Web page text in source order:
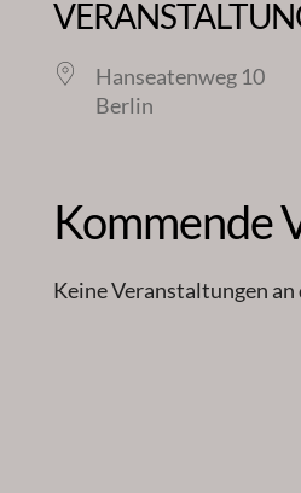
Hanseatenweg 10
Berlin
Kommende
Keine Veranstaltungen